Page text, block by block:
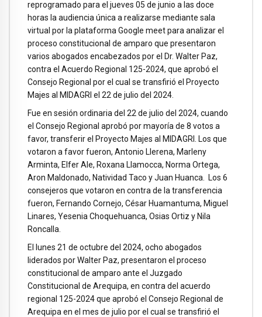
reprogramado para el jueves 05 de junio a las doce
horas la audiencia única a realizarse mediante sala
virtual por la plataforma Google meet para analizar el
proceso constitucional de amparo que presentaron
varios abogados encabezados por el Dr. Walter Paz,
contra el Acuerdo Regional 125-2024, que aprobó el
Consejo Regional por el cual se transfirió el Proyecto
Majes al MIDAGRI el 22 de julio del 2024.
Fue en sesión ordinaria del 22 de julio del 2024, cuando
el Consejo Regional aprobó por mayoría de 8 votos a
favor, transferir el Proyecto Majes al MIDAGRI. Los que
votaron a favor fueron, Antonio Llerena, Marleny
Arminta, Elfer Ale, Roxana Llamocca, Norma Ortega,
Aron Maldonado, Natividad Taco y Juan Huanca. Los 6
consejeros que votaron en contra de la transferencia
fueron, Fernando Cornejo, César Huamantuma, Miguel
Linares, Yesenia Choquehuanca, Osias Ortiz y Nila
Roncalla.
El lunes 21 de octubre del 2024, ocho abogados
liderados por Walter Paz, presentaron el proceso
constitucional de amparo ante el Juzgado
Constitucional de Arequipa, en contra del acuerdo
regional 125-2024 que aprobó el Consejo Regional de
Arequipa en el mes de julio por el cual se transfirió el